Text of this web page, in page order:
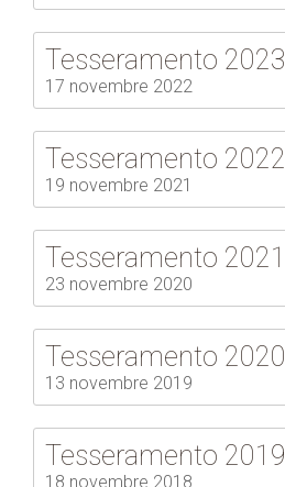
Tesseramento 2023
17 novembre 2022
Tesseramento 2022
19 novembre 2021
Tesseramento 2021
23 novembre 2020
Tesseramento 2020
13 novembre 2019
Tesseramento 2019
18 novembre 2018